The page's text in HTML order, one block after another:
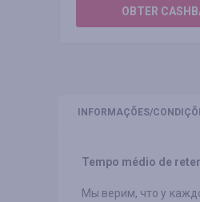
OBTER
INFORMAÇÕES/
Tempo médio de
Мы верим, что у